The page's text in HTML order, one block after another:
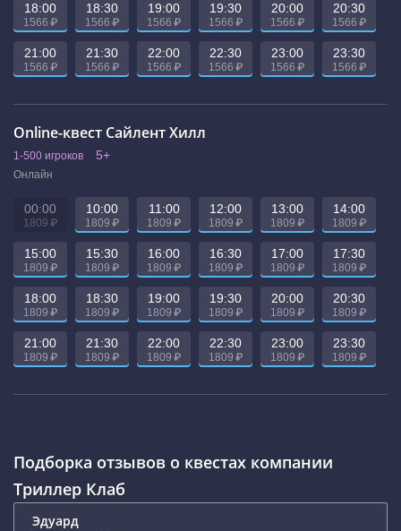
18:00
1566 ₽
18:30
1566 ₽
19:00
1566 ₽
19:30
1566 ₽
20:00
1566 ₽
20:30
1566 ₽
21:00
1566 ₽
21:30
1566 ₽
22:00
1566 ₽
22:30
1566 ₽
23:00
1566 ₽
23:30
1566 ₽
Online-квест Сайлент Хилл
1-500 игроков 5+
Онлайн
00:00
1809 ₽
10:00
1809 ₽
11:00
1809 ₽
12:00
1809 ₽
13:00
1809 ₽
14:00
1809 ₽
15:00
1809 ₽
15:30
1809 ₽
16:00
1809 ₽
16:30
1809 ₽
17:00
1809 ₽
17:30
1809 ₽
18:00
1809 ₽
18:30
1809 ₽
19:00
1809 ₽
19:30
1809 ₽
20:00
1809 ₽
20:30
1809 ₽
21:00
1809 ₽
21:30
1809 ₽
22:00
1809 ₽
22:30
1809 ₽
23:00
1809 ₽
23:30
1809 ₽
Подборка отзывов о квестах компании
Триллер Клаб
Эдуард